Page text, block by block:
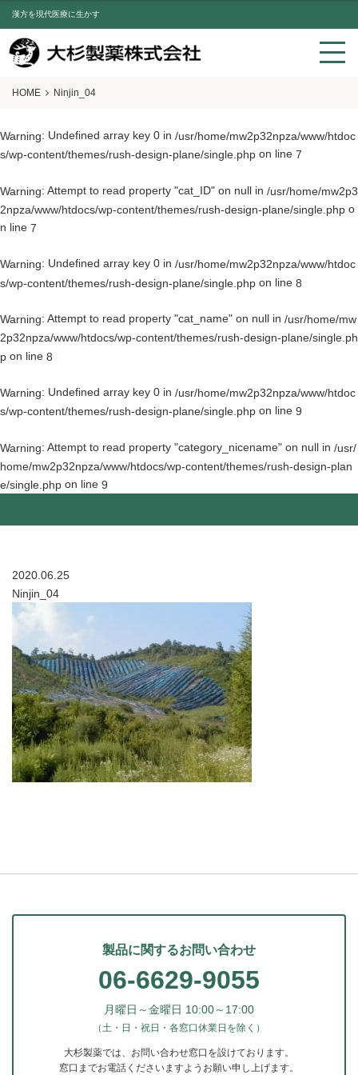
漢方を現代医療に生かす
HOME Ninjin_04
Warning: Undefined array key 0 in /usr/home/mw2p32npza/www/htdoc
s/wp-content/themes/rush-design-plane/single.php on line 7
Warning: Attempt to read property "cat_ID" on null in /usr/home/mw2p3
2npza/www/htdocs/wp-content/themes/rush-design-plane/single.php o
n line 7
Warning: Undefined array key 0 in /usr/home/mw2p32npza/www/htdoc
s/wp-content/themes/rush-design-plane/single.php on line 8
Warning: Attempt to read property "cat_name" on null in /usr/home/mw
2p32npza/www/htdocs/wp-content/themes/rush-design-plane/single.ph
p on line 8
Warning: Undefined array key 0 in /usr/home/mw2p32npza/www/htdoc
s/wp-content/themes/rush-design-plane/single.php on line 9
Warning: Attempt to read property "category_nicename" on null in /usr/
home/mw2p32npza/www/htdocs/wp-content/themes/rush-design-plan
e/single.php on line 9
2020.06.25
Ninjin_04
製品に関するお問い合わせ
06-6629-9055
月曜日～金曜日 10:00～17:00
（土・日・祝日・各窓口休業日を除く）
大杉製薬では、お問い合わせ窓口を設けております。
窓口までお電話くださいますようお願い申し上げます。